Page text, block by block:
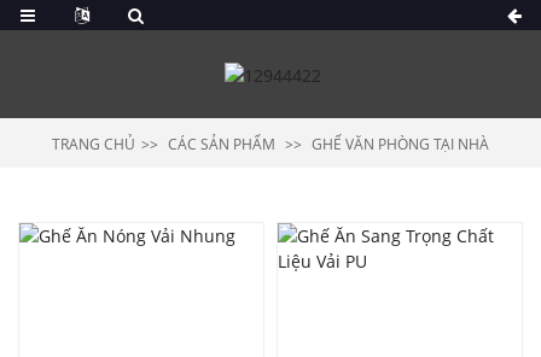
TRANG CHỦ CÁC SẢN PHẨM GHẾ VĂN PHÒNG TẠI NHÀ